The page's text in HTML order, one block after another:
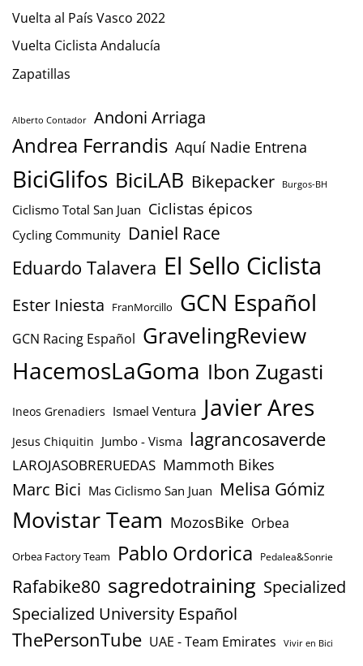
Vuelta al País Vasco 2022
Vuelta Ciclista Andalucía
Zapatillas
Alberto Contador Andoni Arriaga
Andrea Ferrandis Aquí Nadie Entrena
BiciGlifos BiciLAB Bikepacker Burgos-BH
Ciclismo Total San Juan Ciclistas épicos
Cycling Community Daniel Race
Eduardo Talavera El Sello Ciclista
Ester Iniesta FranMorcillo GCN Español
GCN Racing Español GravelingReview
HacemosLaGoma Ibon Zugasti
Ineos Grenadiers Ismael Ventura Javier Ares
Jesus Chiquitin Jumbo - Visma lagrancosaverde
LAROJASOBRERUEDAS Mammoth Bikes
Marc Bici Mas Ciclismo San Juan Melisa Gómiz
Movistar Team MozosBike Orbea
Orbea Factory Team Pablo Ordorica Pedalea&Sonrie
Rafabike80 sagredotraining Specialized
Specialized University Español
ThePersonTube UAE - Team Emirates Vivir en Bici